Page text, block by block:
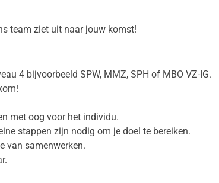
team ziet uit naar jouw komst!
4 bijvoorbeeld SPW, MMZ, SPH of MBO VZ-IG.
met oog voor het individu.
stappen zijn nodig om je doel te bereiken.
van samenwerken.